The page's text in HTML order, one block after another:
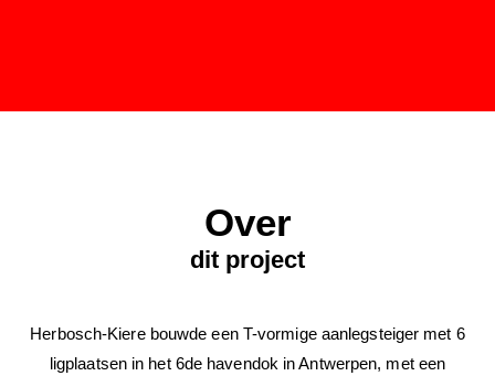
Over
dit project
Herbosch-Kiere bouwde een T-vormige aanlegsteiger met 6
ligplaatsen in het 6de havendok in Antwerpen, met een